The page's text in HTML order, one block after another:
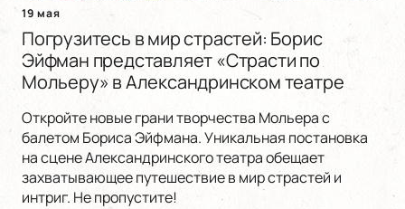
19 мая
Погрузитесь в мир страстей: Борис
Эйфман представляет «Страсти по
Мольеру» в Александринском театре
Откройте новые грани творчества Мольера с
балетом Бориса Эйфмана. Уникальная постановка
на сцене Александринского театра обещает
захватывающее путешествие в мир страстей и
интриг. Не пропустите!